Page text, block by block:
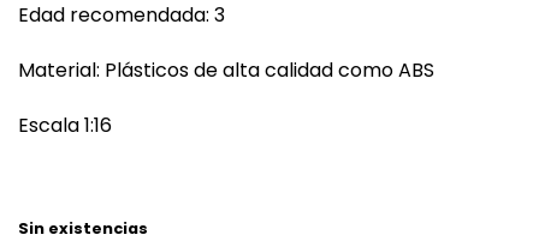
Edad recomendada: 3
Material: Plásticos de alta calidad como ABS
Escala 1:16
Sin existencias